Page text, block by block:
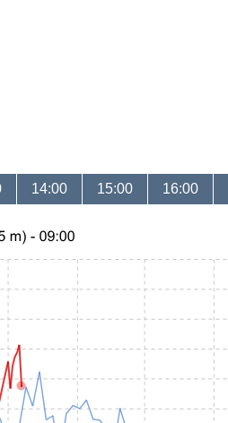
14:00 15:00 16:00